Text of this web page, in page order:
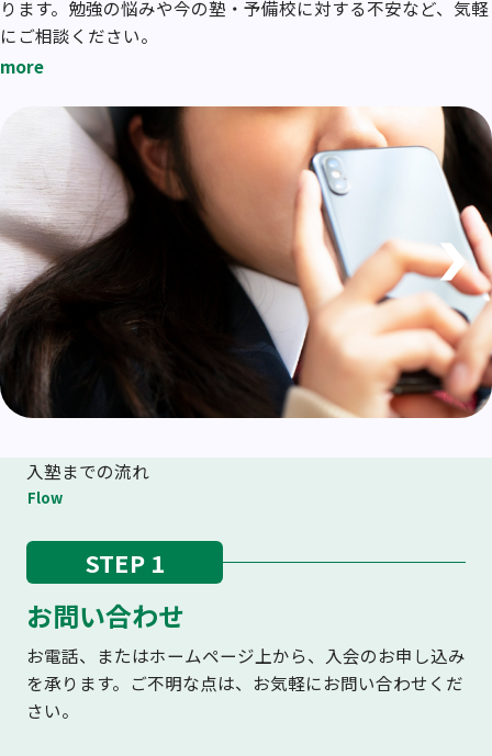
ります。勉強の悩みや今の塾・予備校に対する不安など、気軽
にご相談ください。
more
入塾までの流れ
Flow
STEP 1
お問い合わせ
お電話、またはホームページ上から、入会のお申し込み
を承ります。ご不明な点は、お気軽にお問い合わせくだ
さい。